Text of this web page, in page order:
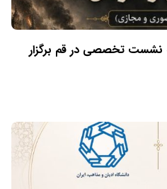
نشست تخصصی در قم برگزار